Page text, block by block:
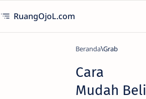
RuangOjoL.com
Beranda Grab
Cara
Mudah Beli